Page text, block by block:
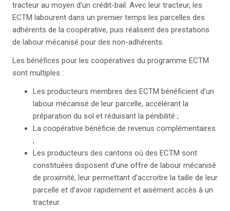
tracteur au moyen d’un crédit-bail. Avec leur tracteur, les
ECTM labourent dans un premier temps les parcelles des
adhérents de la coopérative, puis réalisent des prestations
de labour mécanisé pour des non-adhérents.
Les bénéfices pour les coopératives du programme ECTM
sont multiples :
Les producteurs membres des ECTM bénéficient d’un
labour mécanisé de leur parcelle, accélérant la
préparation du sol et réduisant la pénibilité ;
La coopérative bénéficie de revenus complémentaires
;
Les producteurs des cantons où des ECTM sont
constituées disposent d’une offre de labour mécanisé
de proximité, leur permettant d’accroitre la taille de leur
parcelle et d’avoir rapidement et aisément accès à un
tracteur.